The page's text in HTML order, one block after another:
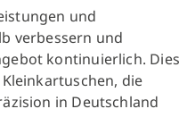
und
verbessern und
kontinuierlich. Dies
die
in Deutschland